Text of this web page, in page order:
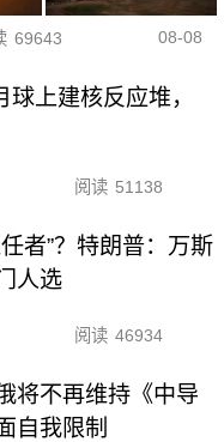
69643 08-08
上建核反应堆，
阅读 51138
者”？特朗普：万斯
人选
阅读 46934
将不再维持《中导
自我限制